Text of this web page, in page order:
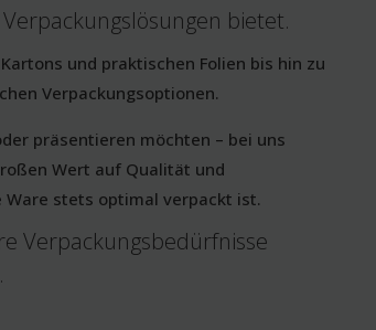
bietet.
und praktischen Folien bis hin zu
Verpackungsoptionen.
präsentieren möchten – bei uns
Wert auf Qualität und
stets optimal verpackt ist.
Verpackungsbedürfnisse